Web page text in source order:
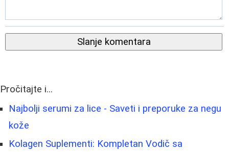
Slanje komentara
Pročitajte i...
Najbolji serumi za lice - Saveti i preporuke za negu
kože
Kolagen Suplementi: Kompletan Vodič sa